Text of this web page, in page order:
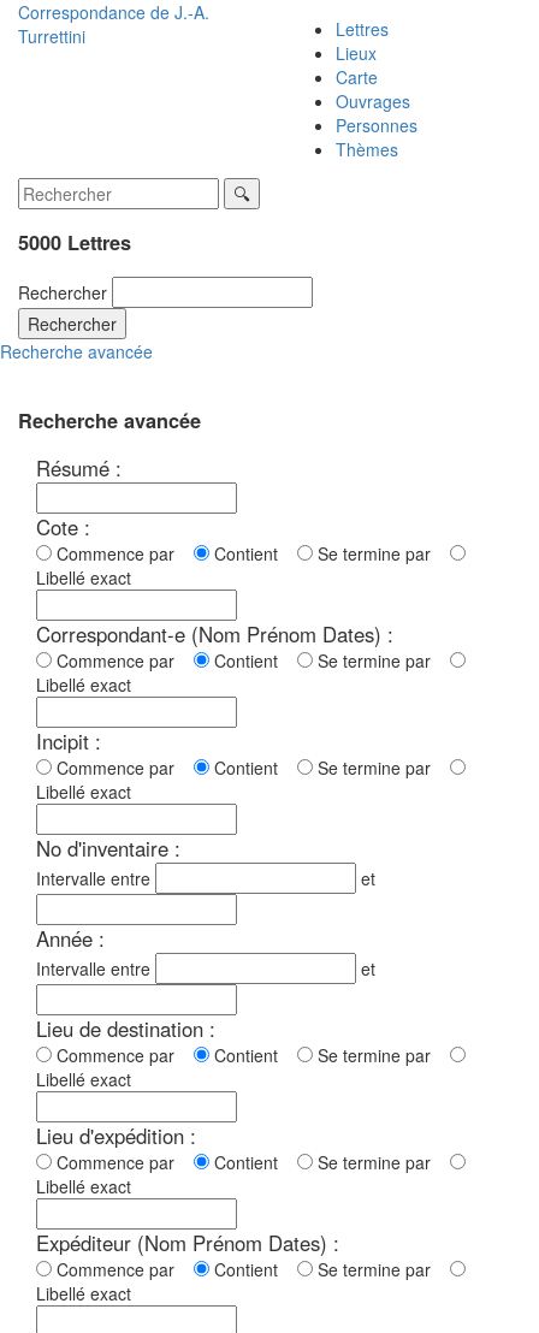
Correspondance de J.-A.
Turrettini
Lettres
Lieux
Carte
Ouvrages
Personnes
Thèmes
5000 Lettres
Rechercher
Rechercher
Recherche avancée
Recherche avancée
Résumé :
Cote :
Commence par Contient
Se termine par
Libellé exact
Correspondant-e (Nom Prénom Dates) :
Commence par Contient
Se termine par
Libellé exact
Incipit :
Commence par Contient
Se termine par
Libellé exact
No d'inventaire :
Intervalle entre et
Année :
Intervalle entre et
Lieu de destination :
Commence par Contient
Se termine par
Libellé exact
Lieu d'expédition :
Commence par Contient
Se termine par
Libellé exact
Expéditeur (Nom Prénom Dates) :
Commence par Contient
Se termine par
Libellé exact